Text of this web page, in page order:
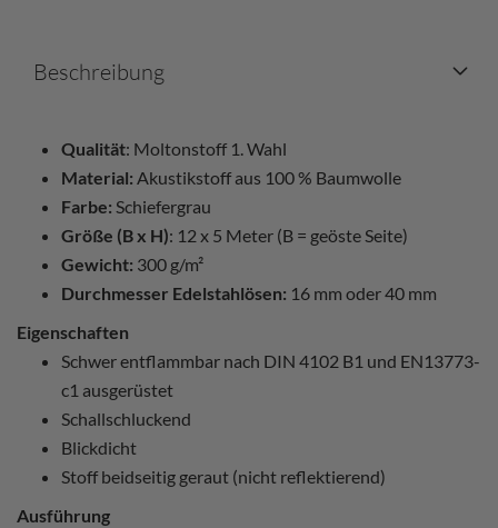
Beschreibung
Qualität: Moltonstoff 1. Wahl
Material: Akustikstoff aus 100 % Baumwolle
Farbe: Schiefergrau
Größe (B x H): 12 x 5 Meter (B = geöste Seite)
Gewicht: 300 g/m²
Durchmesser Edelstahlösen: 16 mm oder 40 mm
Eigenschaften
Schwer entflammbar nach DIN 4102 B1 und EN13773-
c1 ausgerüstet
Schallschluckend
Blickdicht
Stoff beidseitig geraut (nicht reflektierend)
Ausführung